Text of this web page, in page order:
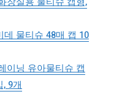
물티슈 48매 캡 10
이닝 유아물티슈 캡
, 9개